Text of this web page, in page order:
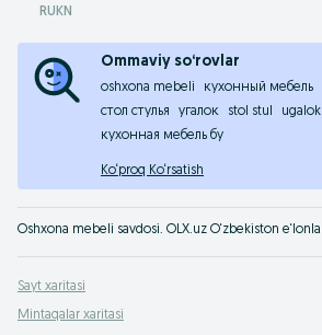
RUKN
Ommaviy so‘rovlar
oshxona mebeli кухонный мебель
стол стулья
угалок stol stul
ugalok
кухонная мебель бу
Ko‘proq Ko‘rsatish
Sayt xaritasi
Mintaqalar xaritasi